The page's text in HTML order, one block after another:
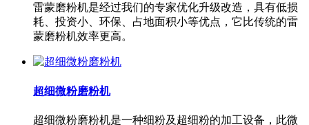
雷蒙磨粉机是经过我们的专家优化升级改造，具有低损
耗、投资小、环保、占地面积小等优点，它比传统的雷
蒙磨粉机效率更高。
超细微粉磨粉机
超细微粉磨粉机是一种细粉及超细粉的加工设备，此微